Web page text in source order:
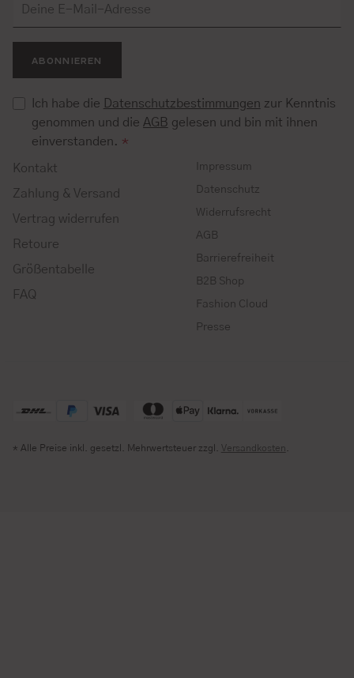
ABONNIEREN
Ich habe die Datenschutzbestimmungen zur Kenntnis
genommen und die AGB gelesen und bin mit ihnen
einverstanden. *
Kontakt
Zahlung & Versand
Vertrag widerrufen
Retoure
Größentabelle
FAQ
Impressum
Datenschutz
Widerrufsrecht
AGB
Barrierefreiheit
B2B Shop
Fashion Cloud
Presse
* Alle Preise inkl. gesetzl. Mehrwertsteuer zzgl. Versandkosten